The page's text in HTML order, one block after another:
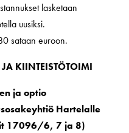
lasketaan
uusiksi.
sataan euroon.
KIINTEISTÖTOIMI
ja optio
Hartelalle
17096/6, 7 ja 8)